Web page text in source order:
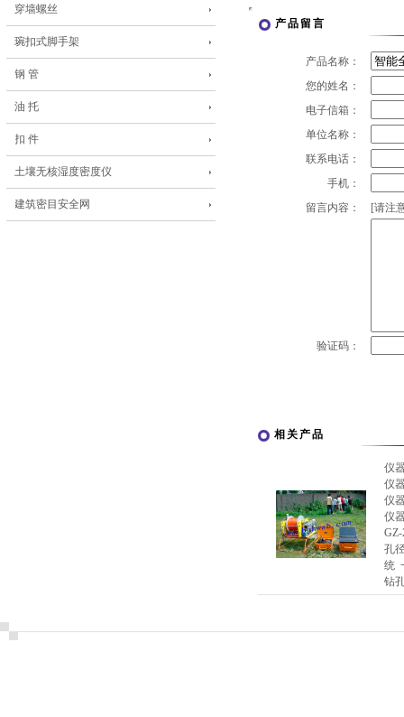
穿墙螺丝
琬扣式脚手架
钢 管
油 托
扣 件
土壤无核湿度密度仪
建筑密目安全网
产品留言
产品名称：
您的姓名：
电子信箱：
单位名称：
联系电话：
手机：
留言内容：
[请注
验证码：
相关产品
仪
仪
仪
仪
孔
统
钻